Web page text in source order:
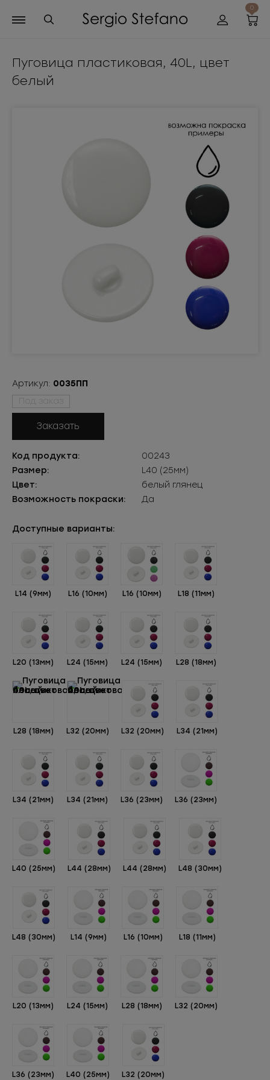
0
Пуговица пластиковая, 40L, цвет
белый
Артикул: 0035ПП
Под заказ
Заказать
Код продукта:
00243
Размер:
L40 (25мм)
Цвет:
белый глянец
Возможность покраски:
Да
Доступные варианты:
L14 (9мм) L16 (10мм) L16 (10мм) L18 (11мм)
L20 (13мм) L24 (15мм) L24 (15мм) L28 (18мм)
L28 (18мм) L32 (20мм) L32 (20мм) L34 (21мм)
L34 (21мм) L34 (21мм) L36 (23мм) L36 (23мм)
L40 (25мм) L44 (28мм) L44 (28мм) L48 (30мм)
L48 (30мм) L14 (9мм) L16 (10мм) L18 (11мм)
L20 (13мм) L24 (15мм) L28 (18мм) L32 (20мм)
L36 (23мм) L40 (25мм) L32 (20мм)